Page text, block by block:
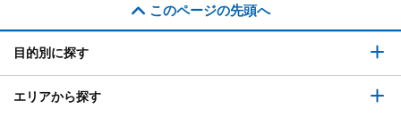
このページの先頭へ
目的別に探す
エリアから探す